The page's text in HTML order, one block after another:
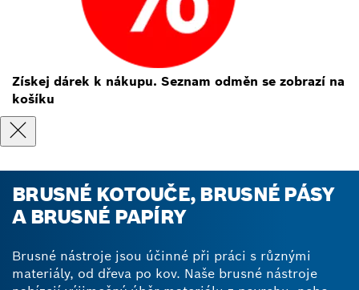
Získej dárek k nákupu. Seznam odměn se zobrazí na
košíku
BRUSNÉ KOTOUČE, BRUSNÉ PÁSY
A BRUSNÉ PAPÍRY
Brusné nástroje jsou účinné při práci s různými
materiály, od dřeva po kov. Naše brusné nástroje